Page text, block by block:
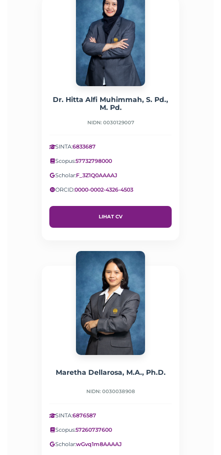
Dr. Hitta Alfi Muhimmah, S. Pd.,
M. Pd.
NIDN: 0030129007
SINTA:6833687
Scopus:57732798000
Scholar:F_3Z1Q0AAAAJ
ORCID:0000-0002-4326-4503
LIHAT CV
Maretha Dellarosa, M.A., Ph.D.
NIDN: 0030038908
SINTA:6876587
Scopus:57260737600
Scholar:wGvq1m8AAAAJ